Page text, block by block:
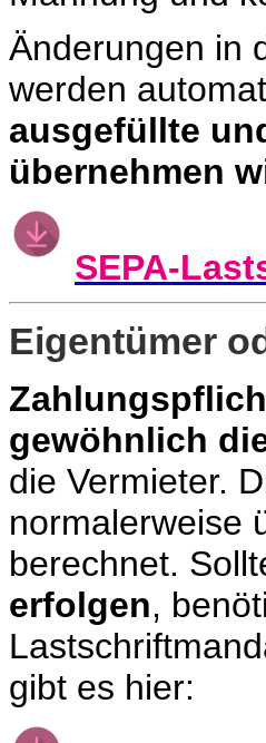
Änderungen in
werden
ausgefüllte
übernehmen
SEPA-
Eigentümer
gewöhnlich
die Vermieter.
normalerweise
berechnet.
erfolgen,
gibt es hier: